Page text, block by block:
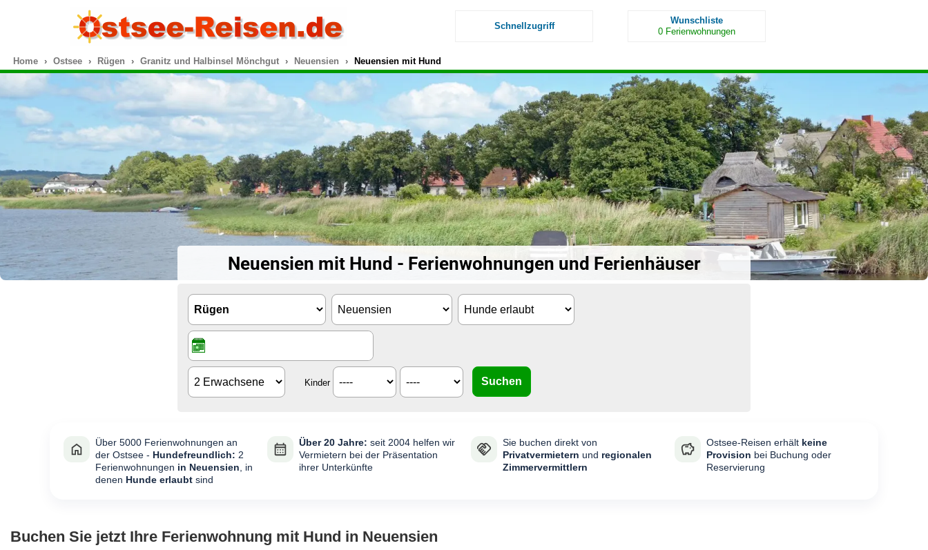
Schnellzugriff
Wunschliste
0 Ferienwohnungen
Home Ostsee Rügen Granitz und Halbinsel Mönchgut Neuensien Neuensien mit Hund
Neuensien mit Hund - Ferienwohnungen und Ferienhäuser
Kinder
Über 5000 Ferienwohnungen an
der Ostsee - Hundefreundlich: 2
Ferienwohnungen in Neuensien , in
denen Hunde erlaubt sind
Über 20 Jahre: seit 2004 helfen wir
Vermietern bei der Präsentation
ihrer Unterkünfte
Sie buchen direkt von
Privatvermietern und regionalen
Zimmervermittlern
Ostsee-Reisen erhält keine
Provision bei Buchung oder
Reservierung
Buchen Sie jetzt Ihre Ferienwohnung mit Hund in Neuensien